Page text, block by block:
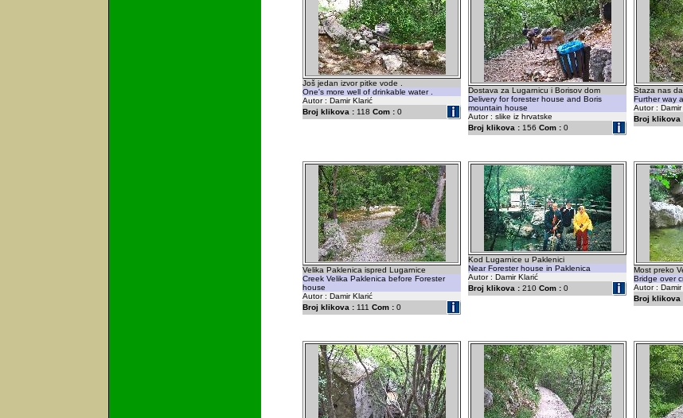
Još jedan izvor pitke vode .
One's more well of drinkable water .
Autor : Damir Klarić
Broj klikova : 118 Com : 0
Dostava za Lugarnicu i Borisov dom
Delivery for forester house and Boris
mountain house
Autor : slike iz hrvatske
Broj klikova : 156 Com : 0
Staza nas
Further way
Autor : Damir
Broj klikova
Velika Paklenica ispred Lugarnice
Creek Velika Paklenica before Forester
house
Autor : Damir Klarić
Broj klikova : 111 Com : 0
Kod Lugarnice u Paklenici
Near Forester house in Paklenica
Autor : Damir Klarić
Broj klikova : 210 Com : 0
Most preko
Bridge over
Autor : Damir
Broj klikova